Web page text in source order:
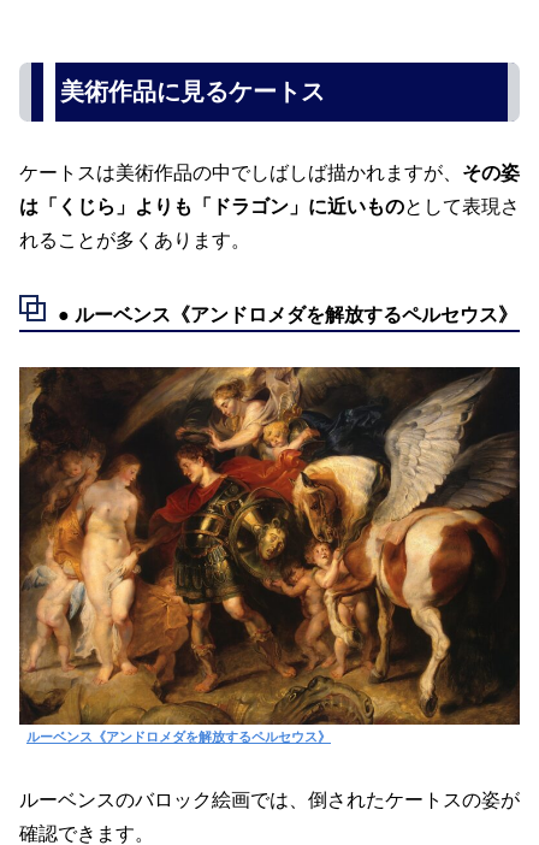
美術作品に見るケートス
ケートスは美術作品の中でしばしば描かれますが、 その姿
は「くじら」よりも「ドラゴン」に近いものとして表現さ
れることが多くあります。
● ルーベンス《アンドロメダを解放するペルセウス》
ルーベンス《アンドロメダを解放するペルセウス》
ルーベンスのバロック絵画では、倒されたケートスの姿が
確認できます。